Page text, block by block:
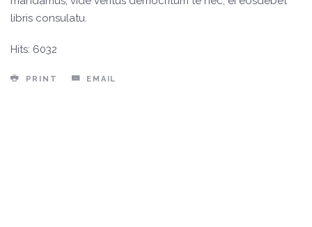
libris consulatu.
Hits: 6032
PRINT EMAIL